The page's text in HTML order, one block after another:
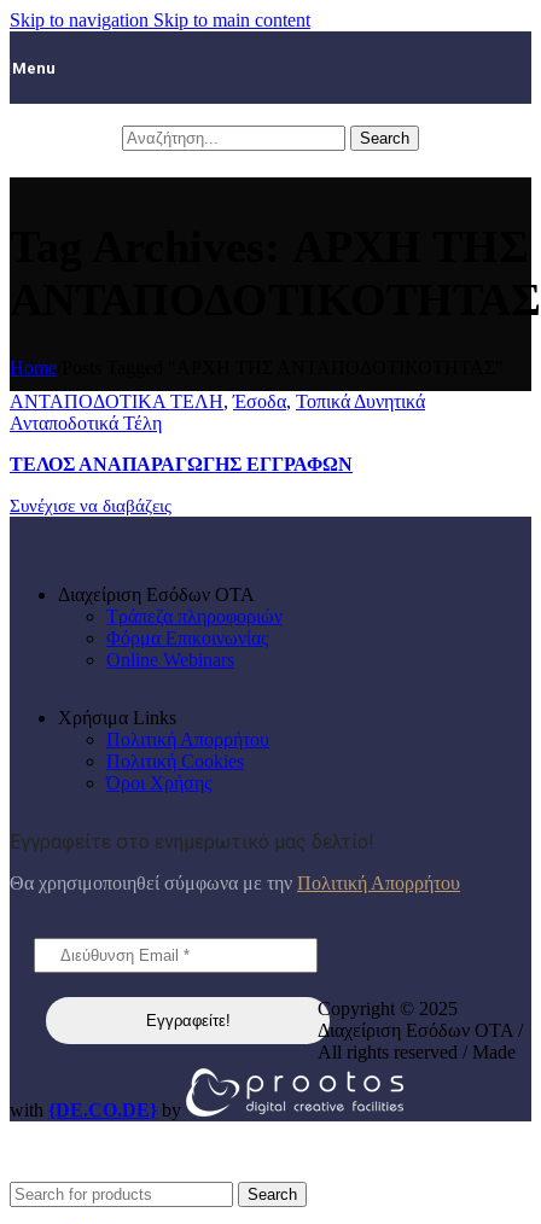
Skip to navigation Skip to main content
Menu
Search
ΑΝΤΑΠΟΔΟΤΙΚΟΤΗΤΑΣ
Home
ΑΝΤΑΠΟΔΟΤΙΚΑ ΤΕΛΗ,Έσοδα, Τοπικά Δυνητικά
Ανταποδοτικά Τέλη
ΤΕΛΟΣ ΑΝΑΠΑΡΑΓΩΓΗΣ ΕΓΓΡΑΦΩΝ
Συνέχισε να διαβάζεις
Διαχείριση Εσόδων ΟΤΑ
Τράπεζα πληροφοριών
Φόρμα Επικοινωνίας
Online Webinars
Χρήσιμα Links
Πολιτική Απορρήτου
Πολιτική Cookies
Όροι Χρήσης
Εγγραφείτε στο ενημερωτικό μας δελτίο!
Θα χρησιμοποιηθεί σύμφωνα με την Πολιτική Απορρήτου
Copyright © 2025
Διαχείριση Εσόδων ΟΤΑ /
All rights reserved / Made
with {DE.CO.DE} by
Search